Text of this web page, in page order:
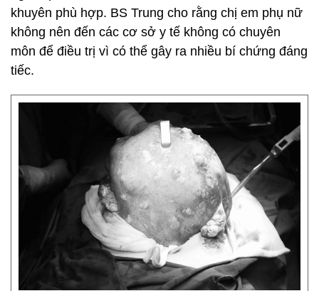
khuyên phù hợp. BS Trung cho rằng chị em phụ nữ
không nên đến các cơ sở y tế không có chuyên
môn để điều trị vì có thể gây ra nhiều bí chứng đáng
tiếc.